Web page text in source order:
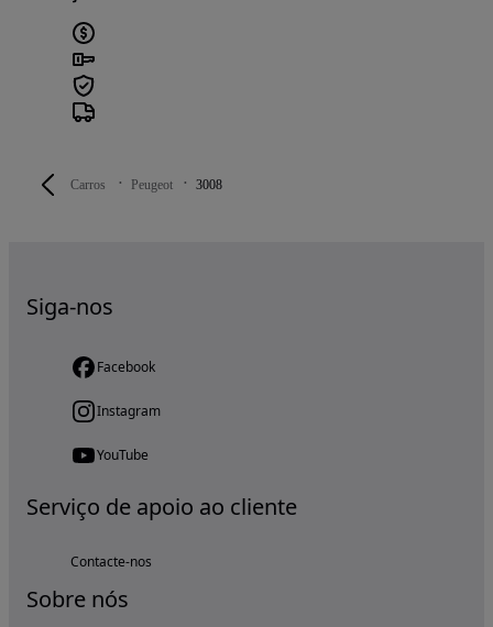
Carros Peugeot 3008
Siga-nos
Facebook
Instagram
YouTube
Serviço de apoio ao cliente
Contacte-nos
Sobre nós